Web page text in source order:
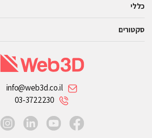
כללי
סקטורים
info@web3d.co.il
03-3722230
facebook
youtube
linkedin